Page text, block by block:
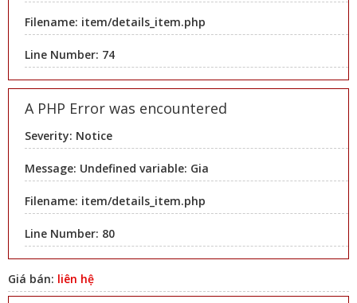
Filename: item/details_item.php
Line Number: 74
A PHP Error was encountered
Severity: Notice
Message: Undefined variable: Gia
Filename: item/details_item.php
Line Number: 80
Giá bán: liên hệ